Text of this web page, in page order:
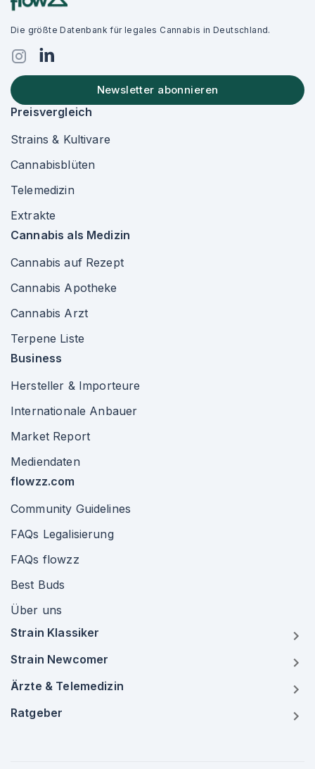
Die größte Datenbank für legales Cannabis in Deutschland.
Newsletter abonnieren
Preisvergleich
Strains & Kultivare
Cannabisblüten
Telemedizin
Extrakte
Cannabis als Medizin
Cannabis auf Rezept
Cannabis Apotheke
Cannabis Arzt
Terpene Liste
Business
Hersteller & Importeure
Internationale Anbauer
Market Report
Mediendaten
flowzz.com
Community Guidelines
FAQs Legalisierung
FAQs flowzz
Best Buds
Über uns
Strain Klassiker
Strain Newcomer
Ärzte & Telemedizin
Ratgeber